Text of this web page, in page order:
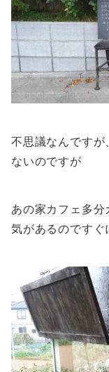
不思議なんですが
ないのですが
あの家カフェ多
気があるのですぐ